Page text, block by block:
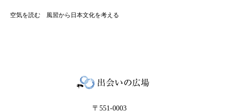
空気を読む 風習から日本文化を考える
〒551-0003